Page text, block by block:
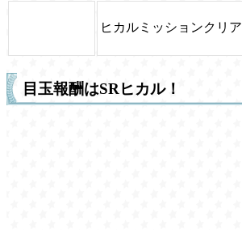
ヒカルミッションクリア
目玉報酬はSRヒカル！